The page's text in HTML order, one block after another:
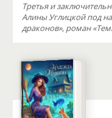
Третья и
Алины Углицкой под
драконов», роман